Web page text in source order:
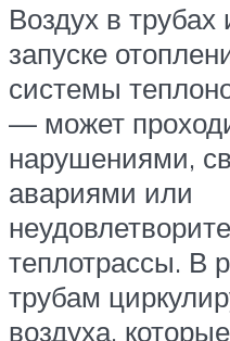
Воздух в
запуске
системы
— может
нарушениями,
авариями или
теплотрассы. В
трубам
воздуха,